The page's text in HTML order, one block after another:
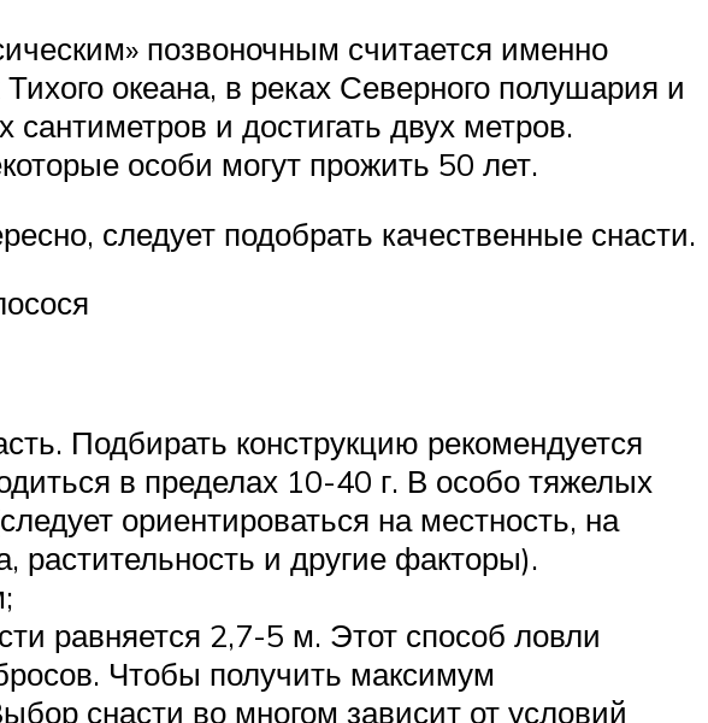
позвоночным считается именно
океана, в реках Северного полушария и
и достигать двух метров.
особи могут прожить 50 лет.
следует подобрать качественные снасти.
Подбирать конструкцию рекомендуется
в пределах 10-40 г. В особо тяжелых
ориентироваться на местность, на
растительность и другие факторы).
равняется 2,7-5 м. Этот способ ловли
Чтобы получить максимум
снасти во многом зависит от условий